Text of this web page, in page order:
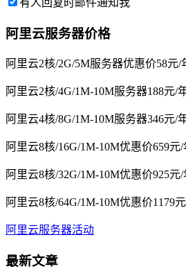
阿里云服务器价格
阿里云2核/2G/5M服务器优惠价58元/
阿里云2核/4G/1M-10M服务器188元/
阿里云4核/8G/1M-10M服务器346元/
阿里云8核/16G/1M-10M优惠价659元
阿里云8核/32G/1M-10M优惠价925元
阿里云8核/64G/1M-10M优惠价1179
阿里云服务器活动
最新文章